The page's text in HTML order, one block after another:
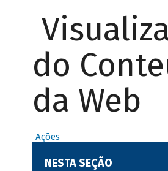
do
da Web
Ações
NESTA SEÇÃO